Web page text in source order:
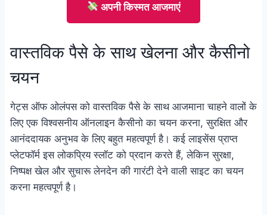
अपनी किस्मत आजमाएं
वास्तविक पैसे के साथ खेलना और कैसीनो
चयन
गेट्स ऑफ ओलंपस को वास्तविक पैसे के साथ आजमाना चाहने वालों के
लिए एक विश्वसनीय ऑनलाइन कैसीनो का चयन करना, सुरक्षित और
आनंददायक अनुभव के लिए बहुत महत्वपूर्ण है। कई लाइसेंस प्राप्त
प्लेटफॉर्म इस लोकप्रिय स्लॉट को प्रदान करते हैं, लेकिन सुरक्षा,
निष्पक्ष खेल और सुचारू लेनदेन की गारंटी देने वाली साइट का चयन
करना महत्वपूर्ण है।